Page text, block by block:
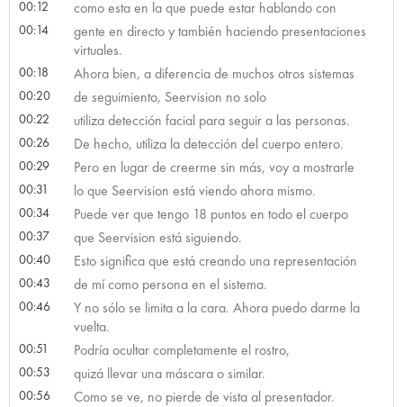
00:12 como esta en la que puede estar hablando con
00:14
gente en directo y también haciendo presentaciones
virtuales.
00:18 Ahora bien, a diferencia de muchos otros sistemas
00:20 de seguimiento, Seervision no solo
00:22 utiliza detección facial para seguir a las personas.
00:26 De hecho, utiliza la detección del cuerpo entero.
00:29 Pero en lugar de creerme sin más, voy a mostrarle
00:31 lo que Seervision está viendo ahora mismo.
00:34 Puede ver que tengo 18 puntos en todo el cuerpo
00:37 que Seervision está siguiendo.
00:40 Esto significa que está creando una representación
00:43 de mí como persona en el sistema.
00:46
Y no sólo se limita a la cara. Ahora puedo darme la
vuelta.
00:51 Podría ocultar completamente el rostro,
00:53 quizá llevar una máscara o similar.
00:56 Como se ve, no pierde de vista al presentador.